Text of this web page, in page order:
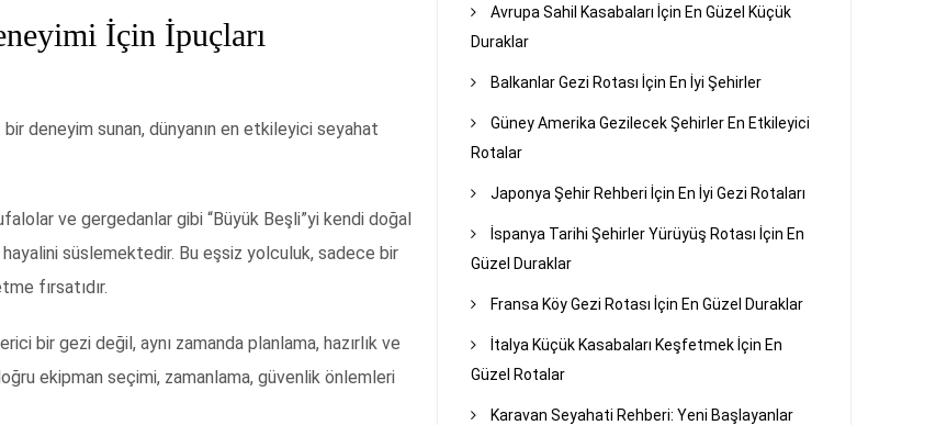
İçin İpuçları
deneyim sunan, dünyanın en etkileyici seyahat
ve gergedanlar gibi “Büyük Beşli”yi kendi doğal
süslemektedir. Bu eşsiz yolculuk, sadece bir
fırsatıdır.
bir gezi değil, aynı zamanda planlama, hazırlık ve
ekipman seçimi, zamanlama, güvenlik önlemleri
Avrupa Sahil Kasabaları İçin En Güzel Küçük
Duraklar
Balkanlar Gezi Rotası İçin En İyi Şehirler
Güney Amerika Gezilecek Şehirler En Etkileyici
Rotalar
Japonya Şehir Rehberi İçin En İyi Gezi Rotaları
İspanya Tarihi Şehirler Yürüyüş Rotası İçin En
Güzel Duraklar
Fransa Köy Gezi Rotası İçin En Güzel Duraklar
İtalya Küçük Kasabaları Keşfetmek İçin En
Güzel Rotalar
Karavan Seyahati Rehberi: Yeni Başlayanlar